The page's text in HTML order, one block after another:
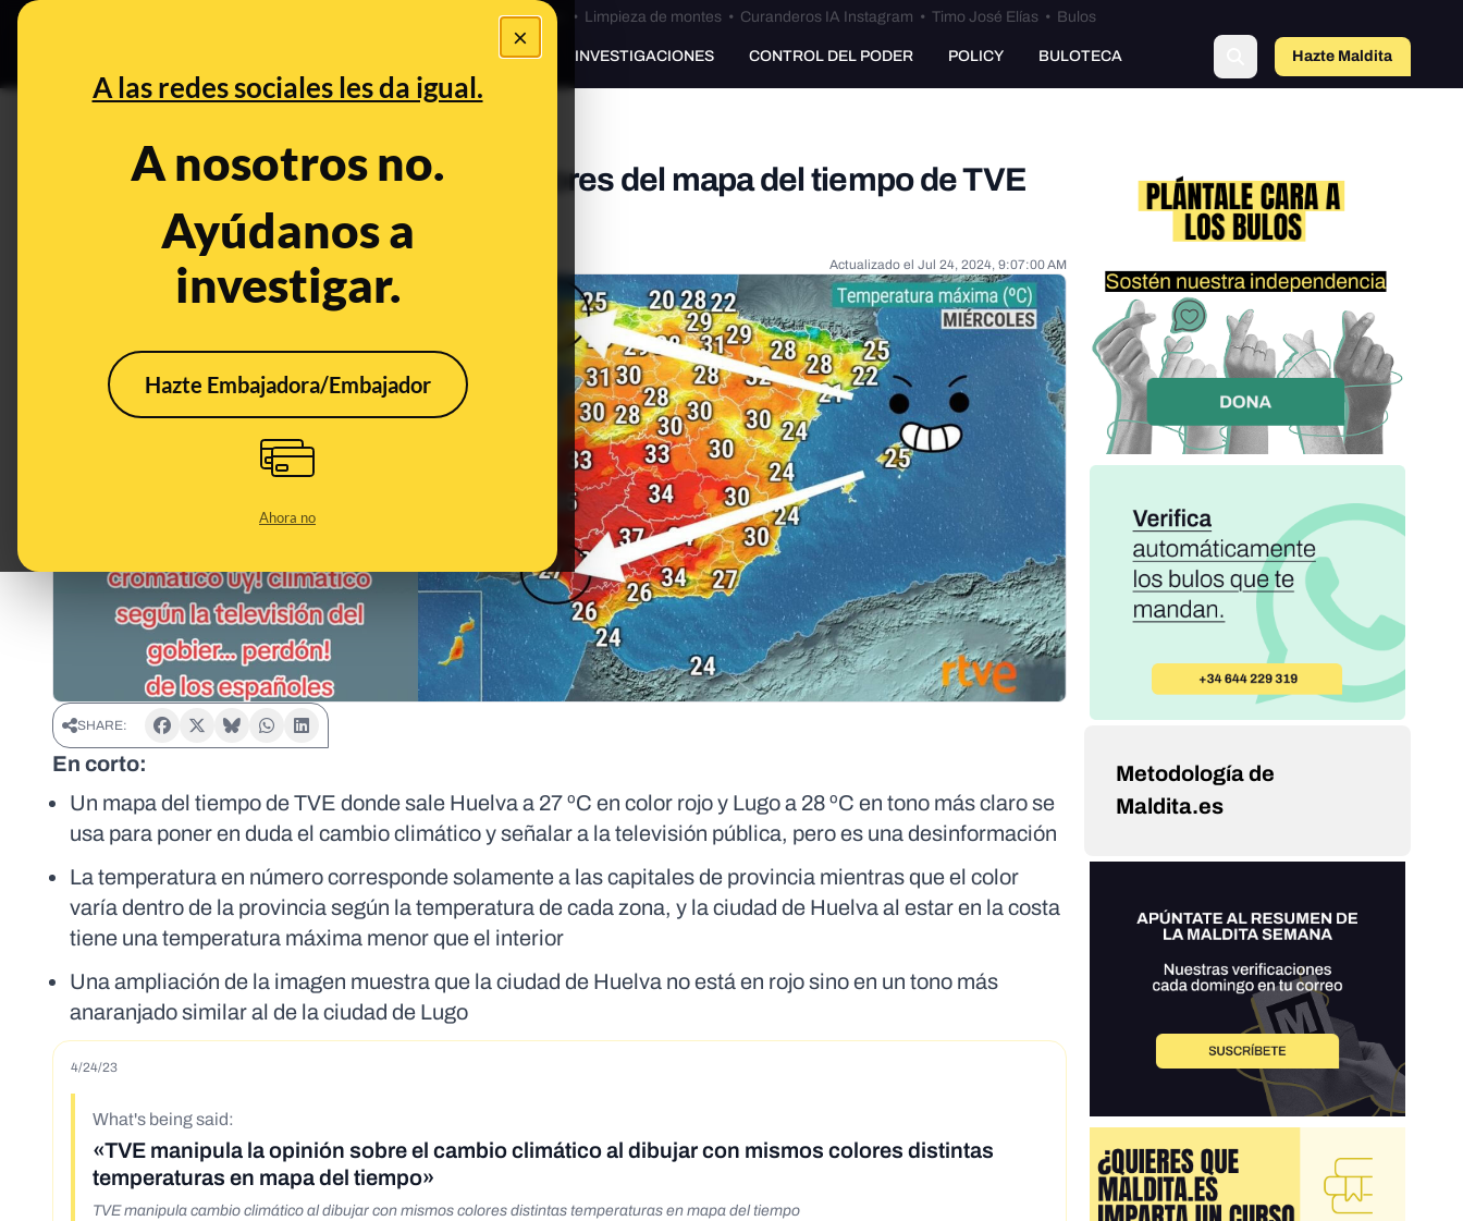
×
A las redes sociales les da igual.
A nosotros no.
Ayúdanos a
investigar.
Hazte Embajadora/Embajador
Ahora no
Bulos Ceuta • Limpieza de montes• Curanderos IA Instagram • Timo José Elías• Bulos
PREBUNKING INVESTIGACIONES CONTROL DEL PODER POLICY BULOTECA Hazte Maldito
La desinformación que usa los colores del mapa del tiempo de TVE
para negar el cambio climático
Jul 12, 2023, 4:52:09 PM Actualizado el Jul 24, 2024, 9:07:00 AM
SHARE:
En corto:
Un mapa del tiempo de TVE donde sale Huelva a 27 ºC en color rojo y Lugo a 28 ºC en tono más claro se
usa para poner en duda el cambio climático y señalar a la televisión pública, pero es una desinformación
La temperatura en número corresponde solamente a las capitales de provincia mientras que el color
varía dentro de la provincia según la temperatura de cada zona, y la ciudad de Huelva al estar en la costa
tiene una temperatura máxima menor que el interior
Una ampliación de la imagen muestra que la ciudad de Huelva no está en rojo sino en un tono más
anaranjado similar al de la ciudad de Lugo
4/24/23
What's being said:
«TVE manipula la opinión sobre el cambio climático al dibujar con mismos colores distintas
temperaturas en mapa del tiempo»
TVE manipula cambio climático al dibujar con mismos colores distintas temperaturas en mapa del tiempo
Metodología de
Maldita.es